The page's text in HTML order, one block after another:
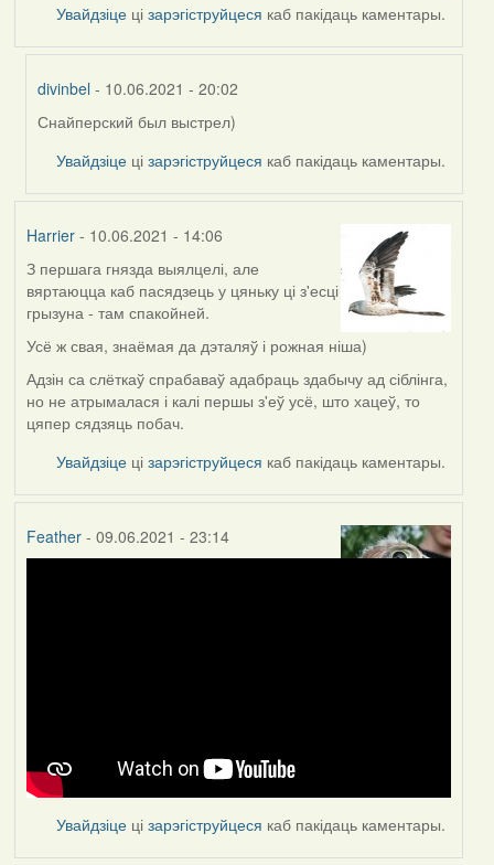
Увайдзіце цізарэгіструйцеся каб пакідаць каментары.
divinbel - 10.06.2021 - 20:02
In
reply
by
Снайперский был выстрел)
Увайдзіце цізарэгіструйцеся каб пакідаць каментары.
Harrier- 10.06.2021 - 14:06
З першага гнязда выялцелі, але
вяртаюцца каб пасядзець у цяньку ці з'есці
грызуна - там спакойней.
Усё ж свая, знаёмая да дэталяў і рожная ніша)
Адзін са слёткаў спрабаваў адабраць здабычу ад сіблінга,
но не атрымалася і калі першы з'еў усё, што хацеў, то
цяпер сядзяць побач.
Увайдзіце цізарэгіструйцеся каб пакідаць каментары.
Feather- 09.06.2021 - 23:14
Увайдзіце цізарэгіструйцеся каб пакідаць каментары.